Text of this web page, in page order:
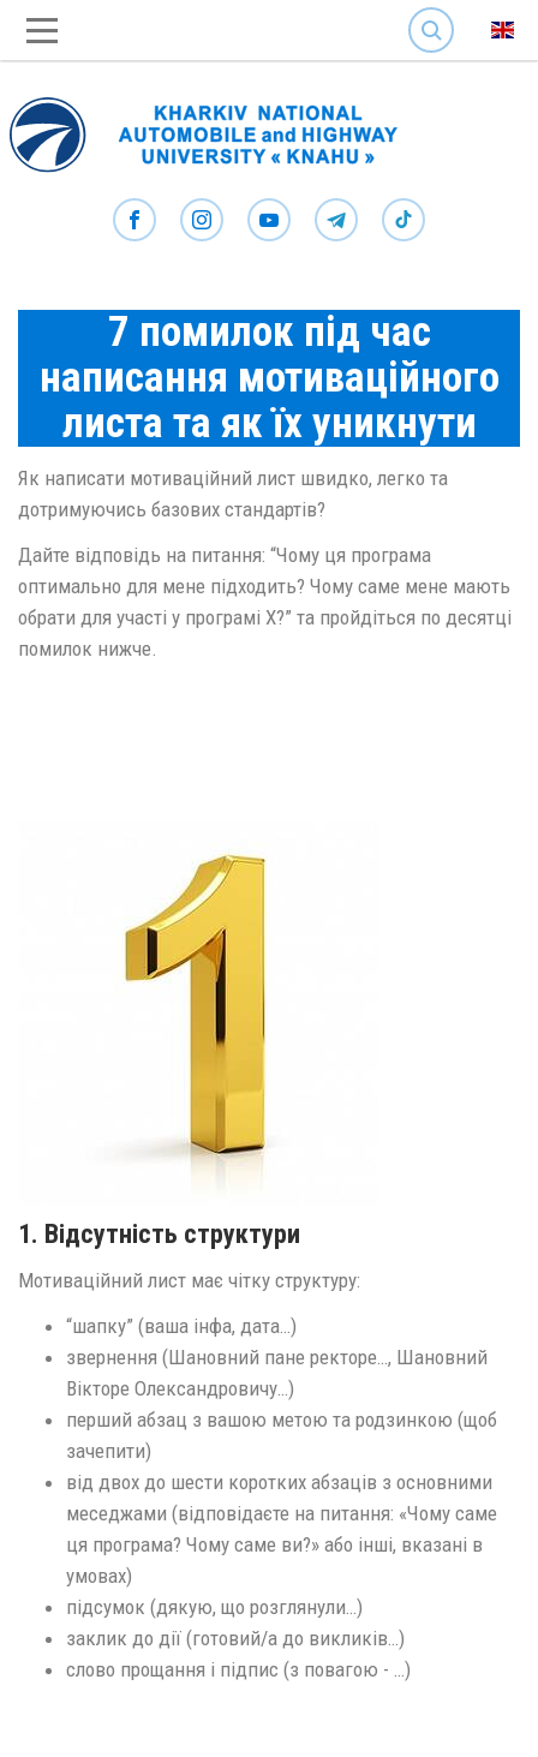
SEARCH
7 помилок під час
написання мотиваційного
листа та як їх уникнути
Як написати мотиваційний лист швидко, легко та
дотримуючись базових стандартів?
Дайте відповідь на питання: “Чому ця програма
оптимально для мене підходить? Чому саме мене мають
обрати для участі у програмі X?” та пройдіться по десятці
помилок нижче.
1. Відсутність структури
Мотиваційний лист має чітку структуру:
“шапку” (ваша інфа, дата…)
звернення (Шановний пане ректоре…, Шановний
Вікторе Олександровичу…)
перший абзац з вашою метою та родзинкою (щоб
зачепити)
від двох до шести коротких абзаців з основними
меседжами (відповідаєте на питання: «Чому саме
ця програма? Чому саме ви?» або інші, вказані в
умовах)
підсумок (дякую, що розглянули…)
заклик до дії (готовий/а до викликів…)
слово прощання і підпис (з повагою - …)